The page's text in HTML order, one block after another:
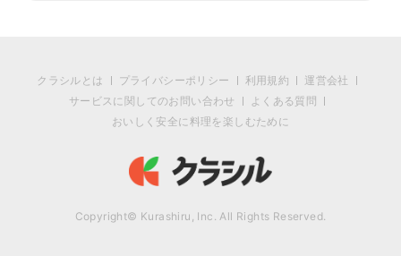
クラシルとは プライバシーポリシー 利用規約
運営会社
サービスに関してのお問い合わせ
よくある質問
おいしく安全に料理を楽しむために
Copyright© Kurashiru, Inc. All Rights Reserved.